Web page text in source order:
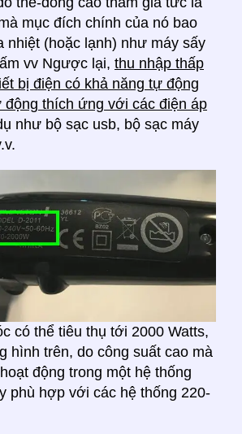
mục đích chính của nó bao
nhiệt (hoặc lạnh) như máy sấy
vv Ngược lại, thu nhập thấp
bị điện có khả năng tự động
động thích ứng với các điện áp
như bộ sạc usb, bộ sạc máy
có thể tiêu thụ tới 2000 Watts,
hình trên, do công suất cao mà
động trong một hệ thống
phù hợp với các hệ thống 220-